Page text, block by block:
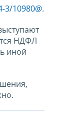
10980@.
НДФЛ
иной